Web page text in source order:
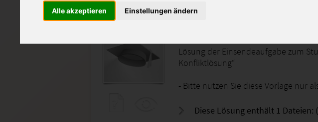
Alle akzeptieren Einstellungen ändern
Lösung der Einsendeaufgabe zum
Konfliktlösung“
- Bitte nutzen Sie diese Vorlage nur
Diese Lösung enthält 1 Dateien: